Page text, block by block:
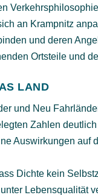
an Krampnitz
und deren
Ortsteile und
LAND
und Neu
Zahlen
Auswirkungen auf
Dichte kein
Lebensqualität